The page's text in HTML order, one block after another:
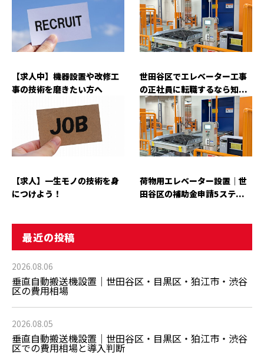
【求人中】機器設置や改修工
事の技術を磨きたい方へ
世田谷区でエレベーター工事
の正社員に転職するなら知...
【求人】一生モノの技術を身
につけよう！
荷物用エレベーター設置｜世
田谷区の補助金申請5ステ...
最近の投稿
2026.08.06
垂直自動搬送機設置｜世田谷区・目黒区・狛江市・渋谷
区の費用相場
2026.08.05
垂直自動搬送機設置｜世田谷区・目黒区・狛江市・渋谷
区での費用相場と導入判断